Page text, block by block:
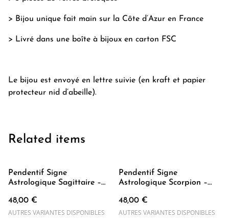
> Bijou unique fait main sur la Côte d’Azur en France
> Livré dans une boîte à bijoux en carton FSC
Le bijou est envoyé en lettre suivie (en kraft et papier
protecteur nid d’abeille).
Related items
Pendentif Signe
Astrologique Sagittaire –
d’Azur
48,00 €
AUTRES VARIANTES DISPONIBLES
Pendentif Signe
Astrologique Scorpion –
d’Azur
48,00 €
AUTRES VARIANTES DISPONIBLES